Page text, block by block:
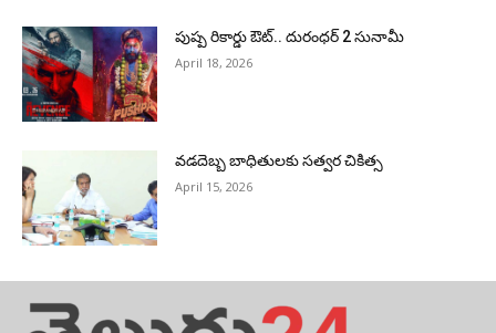
పుష్ప రికార్డు ఔట్‌.. దురంధ‌ర్ 2 సునామీ
April 18, 2026
వడదెబ్బ బాధితులకు సత్వర చికిత్స
April 15, 2026